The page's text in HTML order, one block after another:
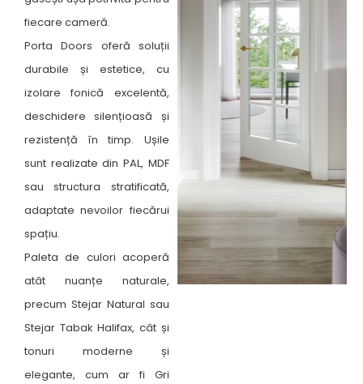
fiecare cameră. ​
Porta Doors oferă soluții
durabile și estetice, cu
izolare fonică excelentă,
deschidere silențioasă și
rezistență în timp. Ușile
sunt realizate din PAL, MDF
sau structura stratificată,
adaptate nevoilor fiecărui
spațiu.
Paleta de culori acoperă
atât nuanțe naturale,
precum Stejar Natural sau
Stejar Tabak Halifax, cât și
tonuri moderne și
elegante, cum ar fi Gri